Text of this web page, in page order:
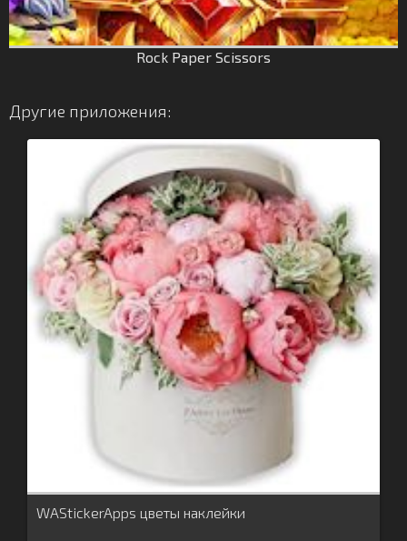
Rock Paper Scissors
Другие приложения:
WAStickerApps цветы наклейки